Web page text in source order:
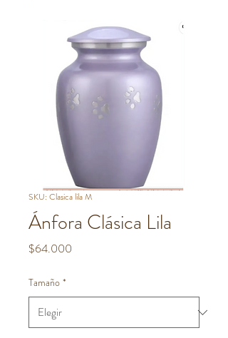
SKU: Clasica lila M
Ánfora Clásica Lila
$64.000
Tamaño *